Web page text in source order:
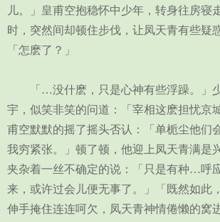
儿。」皇甫空抱稳怀中少年，转身往房寝
时，突然间却顿住步伐，让凤天青有些疑
「怎麽了？」
「…没什麽，只是心神有些浮躁。」
宇，似笑非笑的问道：「宰相这麽担忧京
甫空默默的摇了摇头否认：「单栀尘他们
我穷紧张。」顿了顿，他迎上凤天青满是
夹杂着一丝不确定的说：「只是有种…呼
来，或许过会儿便无事了。」「既然如此
伸手掩住连连呵欠，凤天青神情倦懒的窝